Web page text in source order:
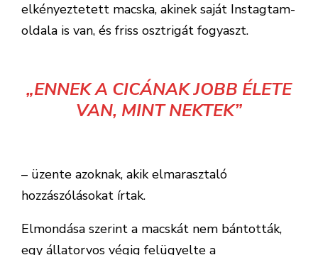
elkényeztetett macska, akinek saját Instagtam-
oldala is van, és friss osztrigát fogyaszt.
„ENNEK A CICÁNAK JOBB ÉLETE
VAN, MINT NEKTEK”
– üzente azoknak, akik elmarasztaló
hozzászólásokat írtak.
Elmondása szerint a macskát nem bántották,
egy állatorvos végig felügyelte a